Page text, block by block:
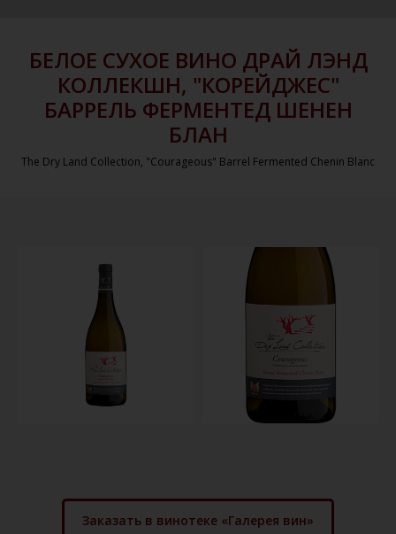
БЕЛОЕ СУХОЕ ВИНО ДРАЙ ЛЭНД
КОЛЛЕКШН, "КОРЕЙДЖЕС"
БАРРЕЛЬ ФЕРМЕНТЕД ШЕНЕН
БЛАН
The Dry Land Collection, "Courageous" Barrel Fermented Chenin Blanc
Заказать в винотеке «Галерея вин»